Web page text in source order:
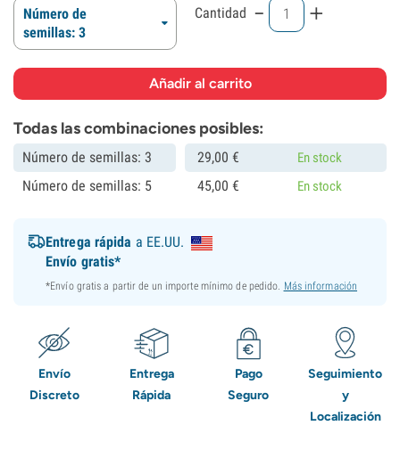
Número de
semillas: 3
Cantidad - +
Todas las combinaciones posibles:
Número de semillas: 3 29,00 € En stock
Número de semillas: 5 45,00 € En stock
Entrega rápida a EE.UU.
Envío gratis*
*Envío gratis a partir de un importe mínimo de pedido. Más información
Envío
Discreto
Entrega
Rápida
Pago
Seguro
Seguimiento
y
Localización